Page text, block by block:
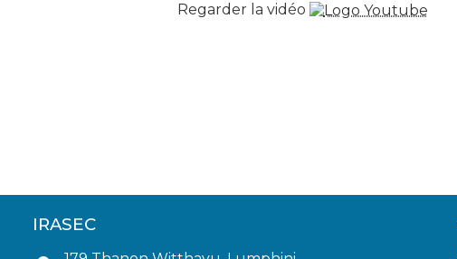
Regarder la vidéo
IRASEC